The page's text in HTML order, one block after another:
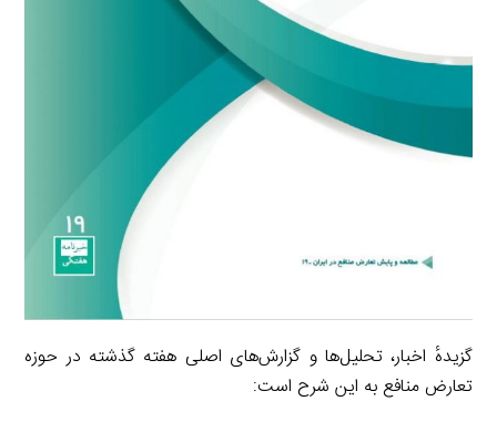
گزیدهٔ اخبار، تحلیل‌ها و گزارش‌های اصلی هفته گذشته در حوزه
تعارض منافع به این شرح است: